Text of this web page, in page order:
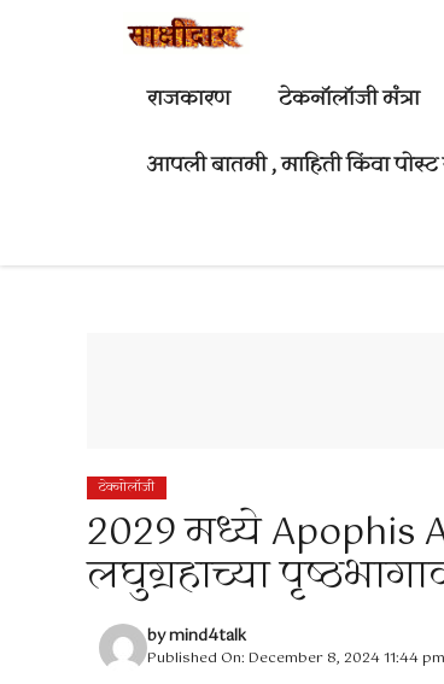
राजकारण टेकनॉलॉजी मंत्रा
आपली बातमी , माहिती किंवा
टेक्नोलॉजी
2029 मध्ये Apophis
लघुग्रहाच्या
bymind4talk
Published On: December 8, 2024 11:44 pm